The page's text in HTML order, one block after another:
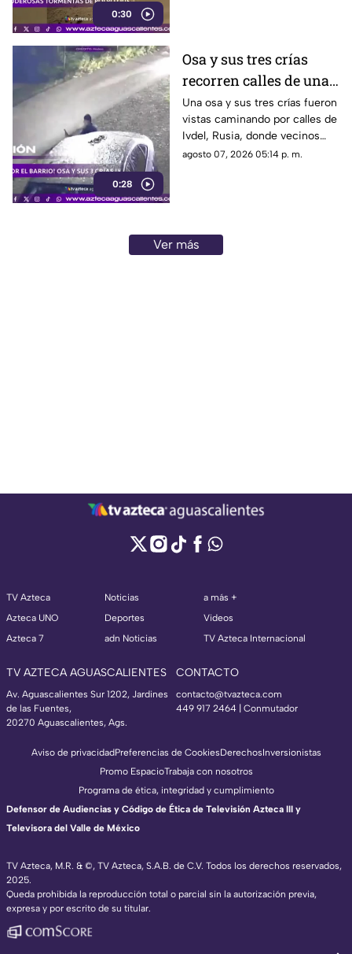
0:30
0:28
Osa y sus tres crías
recorren calles de una
ciudad en Rusia
Una osa y sus tres crías fueron
vistas caminando por calles de
Ivdel, Rusia, donde vecinos
reportan un aumento en los
agosto 07, 2026 05:14 p. m.
Ver más
TV Azteca
Azteca UNO
Azteca 7
Noticias
Deportes
adn Noticias
a más +
Videos
TV Azteca Internacional
TV AZTECA AGUASCALIENTES
Av. Aguascalientes Sur 1202, Jardines
de las Fuentes,
20270 Aguascalientes, Ags.
CONTACTO
contacto@tvazteca.com
449 917 2464 | Conmutador
TV Azteca, M.R. & ©, TV Azteca, S.A.B. de C.V. Todos los derechos reservados,
2025.
Queda prohibida la reproducción total o parcial sin la autorización previa,
expresa y por escrito de su titular.
Aviso de privacidadPreferencias de CookiesDerechosInversionistas
Promo EspacioTrabaja con nosotros
Programa de ética, integridad y cumplimiento
Defensor de Audiencias y Código de Ética de Televisión Azteca III y
Televisora del Valle de México